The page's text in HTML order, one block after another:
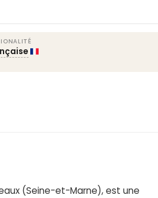
(Seine-et-Marne), est une